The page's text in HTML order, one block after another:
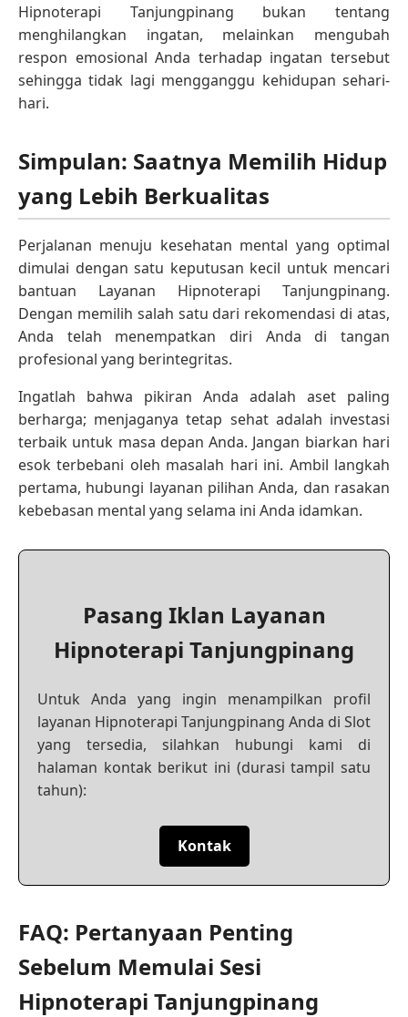
Hipnoterapi Tanjungpinang bukan tentang
menghilangkan ingatan, melainkan mengubah
respon emosional Anda terhadap ingatan tersebut
sehingga tidak lagi mengganggu kehidupan sehari-
hari.
Simpulan: Saatnya Memilih Hidup
yang Lebih Berkualitas
Perjalanan menuju kesehatan mental yang optimal
dimulai dengan satu keputusan kecil untuk mencari
bantuan Layanan Hipnoterapi Tanjungpinang.
Dengan memilih salah satu dari rekomendasi di atas,
Anda telah menempatkan diri Anda di tangan
profesional yang berintegritas.
Ingatlah bahwa pikiran Anda adalah aset paling
berharga; menjaganya tetap sehat adalah investasi
terbaik untuk masa depan Anda. Jangan biarkan hari
esok terbebani oleh masalah hari ini. Ambil langkah
pertama, hubungi layanan pilihan Anda, dan rasakan
kebebasan mental yang selama ini Anda idamkan.
Pasang Iklan Layanan
Hipnoterapi Tanjungpinang
Untuk Anda yang ingin menampilkan profil
layanan Hipnoterapi Tanjungpinang Anda di Slot
yang tersedia, silahkan hubungi kami di
halaman kontak berikut ini (durasi tampil satu
tahun):
Kontak
FAQ: Pertanyaan Penting
Sebelum Memulai Sesi
Hipnoterapi Tanjungpinang